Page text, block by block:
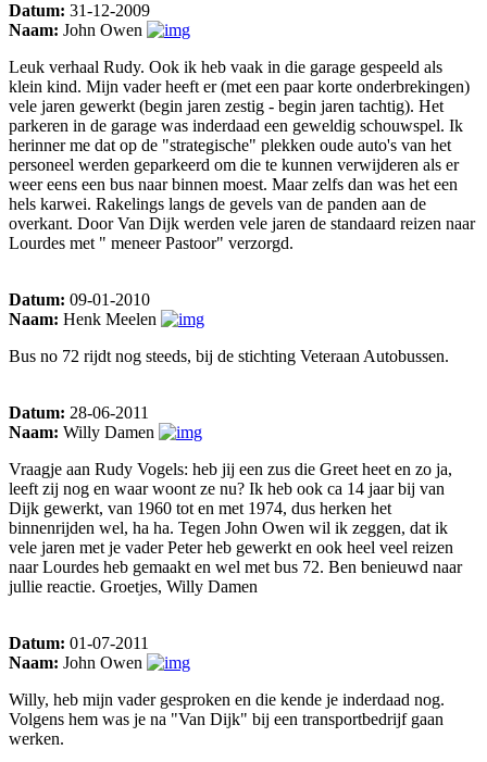
Datum: 31-12-2009
Naam: John Owen
Leuk verhaal Rudy. Ook ik heb vaak in die garage gespeeld als
klein kind. Mijn vader heeft er (met een paar korte onderbrekingen)
vele jaren gewerkt (begin jaren zestig - begin jaren tachtig). Het
parkeren in de garage was inderdaad een geweldig schouwspel. Ik
herinner me dat op de "strategische" plekken oude auto's van het
personeel werden geparkeerd om die te kunnen verwijderen als er
weer eens een bus naar binnen moest. Maar zelfs dan was het een
hels karwei. Rakelings langs de gevels van de panden aan de
overkant. Door Van Dijk werden vele jaren de standaard reizen naar
Lourdes met " meneer Pastoor" verzorgd.
Datum: 09-01-2010
Naam: Henk Meelen
Bus no 72 rijdt nog steeds, bij de stichting Veteraan Autobussen.
Datum: 28-06-2011
Naam: Willy Damen
Vraagje aan Rudy Vogels: heb jij een zus die Greet heet en zo ja,
leeft zij nog en waar woont ze nu? Ik heb ook ca 14 jaar bij van
Dijk gewerkt, van 1960 tot en met 1974, dus herken het
binnenrijden wel, ha ha. Tegen John Owen wil ik zeggen, dat ik
vele jaren met je vader Peter heb gewerkt en ook heel veel reizen
naar Lourdes heb gemaakt en wel met bus 72. Ben benieuwd naar
jullie reactie. Groetjes, Willy Damen
Datum: 01-07-2011
Naam: John Owen
Willy, heb mijn vader gesproken en die kende je inderdaad nog.
Volgens hem was je na "Van Dijk" bij een transportbedrijf gaan
werken.